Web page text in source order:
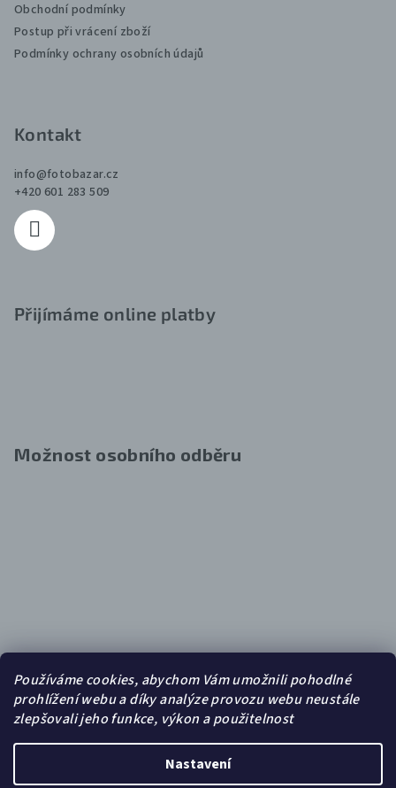
Používáme cookies, abychom Vám umožnili pohodlné
prohlížení webu a díky analýze provozu webu neustále
zlepšovali jeho funkce, výkon a použitelnost
Nastavení
Obchodní podmínky
Postup při vrácení zboží
Podmínky ochrany osobních údajů
Kontakt
info@fotobazar.cz
+420 601 283 509
Přijímáme online platby
Možnost osobního odběru